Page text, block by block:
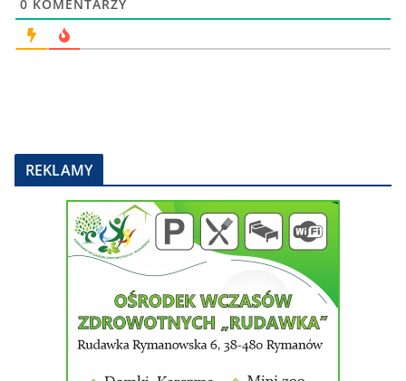
0 KOMENTARZY
REKLAMY